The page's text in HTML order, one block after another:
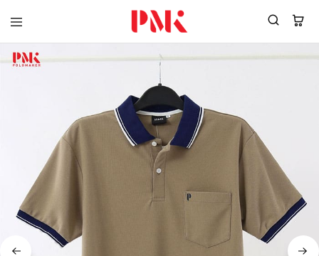
PMK
ผู้
สร้าง
แบรนด์
ยูนิฟอร์ม
ผู้
เสื้อ
บริษัท
มาตรฐาน
ISO9001
อุตสาหกรรม